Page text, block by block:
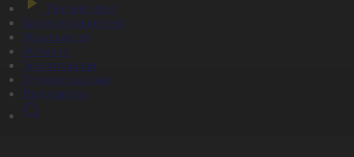
Тікелей эфир
Бағдарлама кестесі
Жаңалықтар
Жобалар
Телехикаялар
Мультсериалдар
Видеоархив